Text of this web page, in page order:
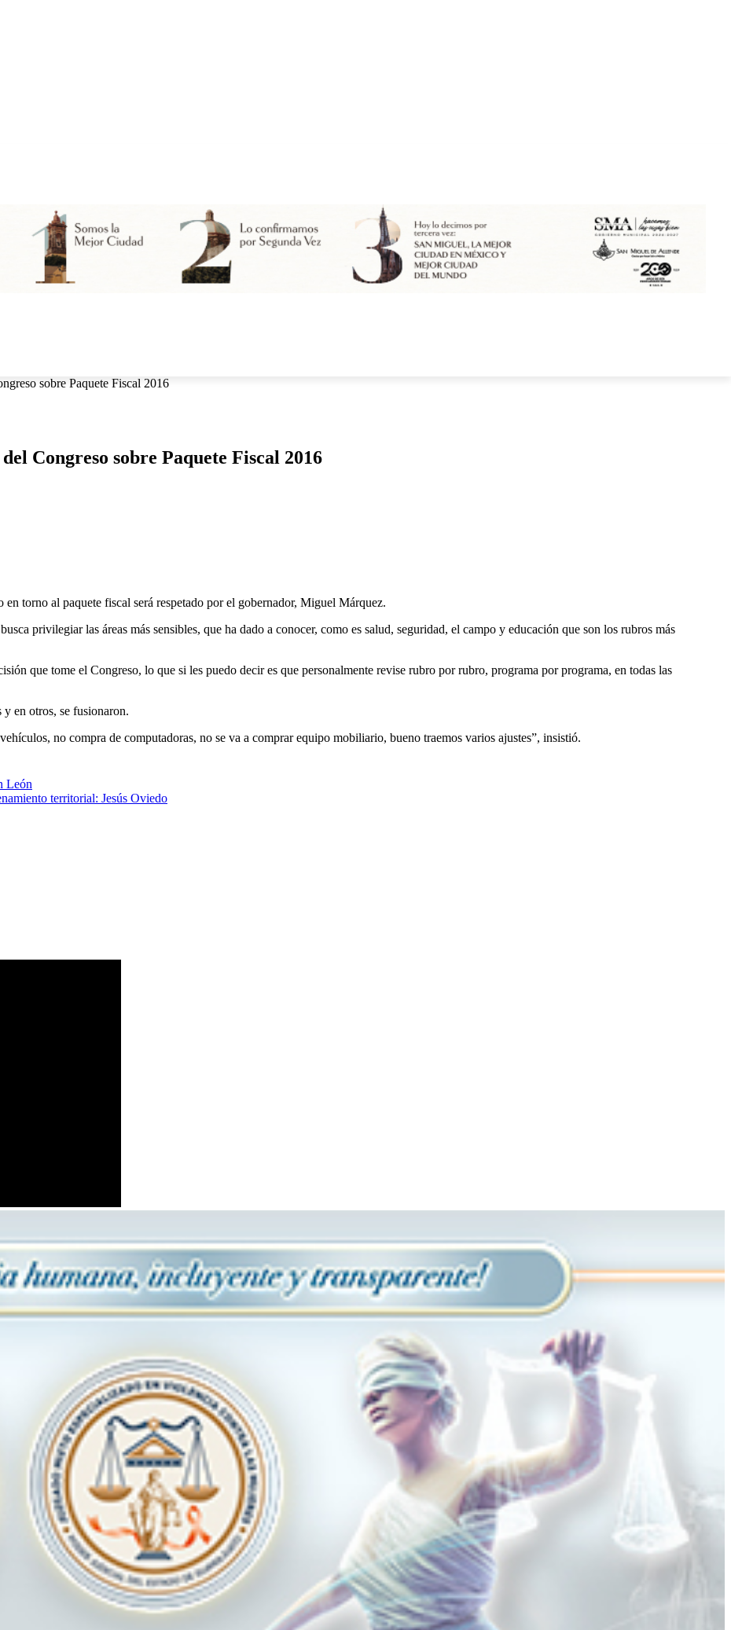
sobre Paquete Fiscal 2016
Congreso sobre Paquete Fiscal 2016
torno al paquete fiscal será respetado por el gobernador, Miguel Márquez.
privilegiar las áreas más sensibles, que ha dado a conocer, como es salud, seguridad, el campo y educación que son los rubros más
que tome el Congreso, lo que si les puedo decir es que personalmente revise rubro por rubro, programa por programa, en todas las
en otros, se fusionaron.
no compra de computadoras, no se va a comprar equipo mobiliario, bueno traemos varios ajustes”, insistió.
León
territorial: Jesús Oviedo